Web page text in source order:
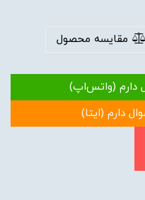
مقایسه محصول
دارم (واتس‌اپ)
دارم (ایتا)